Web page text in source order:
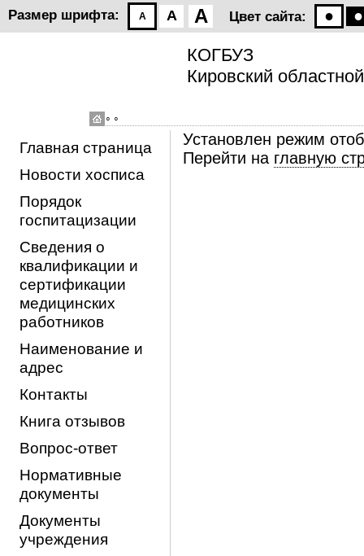
Размер шрифта: A A A Цвет сайта: ● ●
◦ ◦
КОГБУЗ
Кировский
Главная страница
Новости хосписа
Порядок
госпитацизации
Сведения о
квалификации и
сертификации
медицинских
работников
Наименование и
адрес
Контакты
Книга отзывов
Вопрос-ответ
Нормативные
документы
Документы
учреждения
Установлен режим
Перейти на главную